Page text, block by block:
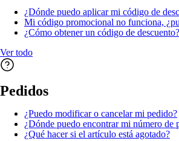
¿Dónde puedo aplicar mi código de
Mi código promocional no funciona,
¿Cómo obtener un código de descuento?
Ver todo
Pedidos
¿Puedo modificar o cancelar mi pedido?
¿Dónde puedo encontrar mi número de
¿Qué hacer si el artículo está agotado?